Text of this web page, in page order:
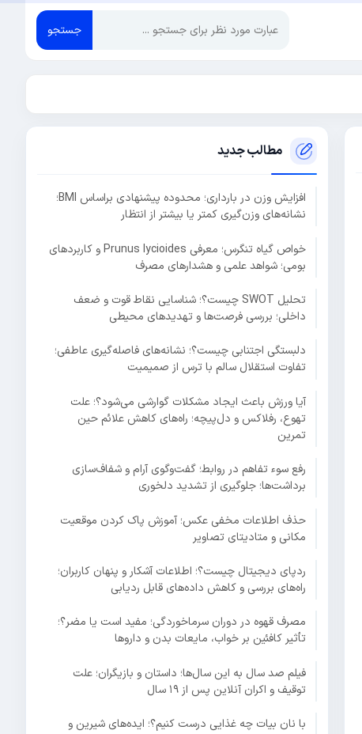
جستجو
مطالب جدید
افزایش وزن در بارداری؛ محدوده پیشنهادی براساس BMI؛
نشانه‌های وزن‌گیری کمتر یا بیشتر از انتظار
خواص گیاه تنگرس؛ معرفی Prunus lycioides و کاربردهای
بومی؛ شواهد علمی و هشدارهای مصرف
تحلیل SWOT چیست؟؛ شناسایی نقاط قوت و ضعف
داخلی؛ بررسی فرصت‌ها و تهدیدهای محیطی
دلبستگی اجتنابی چیست؟؛ نشانه‌های فاصله‌گیری عاطفی؛
تفاوت استقلال سالم با ترس از صمیمیت
آیا ورزش باعث ایجاد مشکلات گوارشی می‌شود؟؛ علت
تهوع، رفلاکس و دل‌پیچه؛ راه‌های کاهش علائم حین
تمرین
رفع سوء تفاهم در روابط؛ گفت‌وگوی آرام و شفاف‌سازی
برداشت‌ها؛ جلوگیری از تشدید دلخوری
حذف اطلاعات مخفی عکس؛ آموزش پاک کردن موقعیت
مکانی و متادیتای تصاویر
ردپای دیجیتال چیست؟؛ اطلاعات آشکار و پنهان کاربران؛
راه‌های بررسی و کاهش داده‌های قابل ردیابی
مصرف قهوه در دوران سرماخوردگی؛ مفید است یا مضر؟؛
تأثیر کافئین بر خواب، مایعات بدن و داروها
فیلم صد سال به این سال‌ها؛ داستان و بازیگران؛ علت
توقیف و اکران آنلاین پس از ۱۹ سال
با نان بیات چه غذایی درست کنیم؟؛ ایده‌های شیرین و